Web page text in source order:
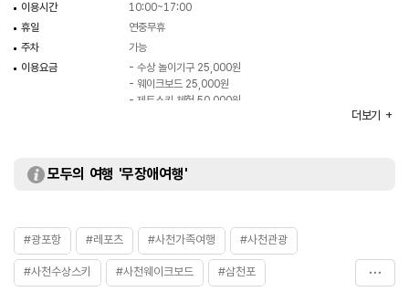
이용시간
10:00~17:00
휴일
연중무휴
주차
가능
이용요금
- 수상 놀이기구 25,000원
- 웨이크보드 25,000원
- 제트스키 체험 50,000원
화장실
있음
더보기
모두의 여행 '무장애여행'
#광포항 #레포츠 #사천가족여행 #사천관광
#사천수상스키 #사천웨이크보드 #삼천포